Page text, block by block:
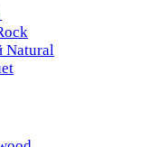
Natural